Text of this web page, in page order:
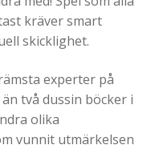
kräver smart
skicklighet.
experter på
två dussin böcker i
olika
vunnit utmärkelsen